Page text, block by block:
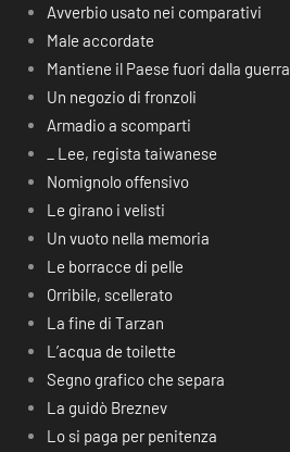
Avverbio usato nei comparativi
Male accordate
Mantiene il Paese fuori dalla guerra
Un negozio di fronzoli
Armadio a scomparti
_ Lee, regista taiwanese
Nomignolo offensivo
Le girano i velisti
Un vuoto nella memoria
Le borracce di pelle
Orribile, scellerato
La fine di Tarzan
L’acqua de toilette
Segno grafico che separa
La guidò Breznev
Lo si paga per penitenza